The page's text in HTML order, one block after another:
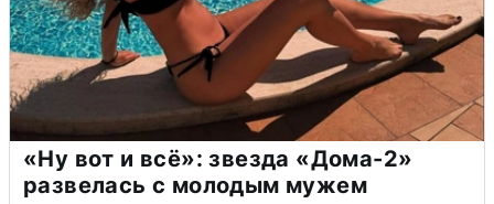
«Ну вот и всё»: звезда «Дома-2»
развелась с молодым мужем